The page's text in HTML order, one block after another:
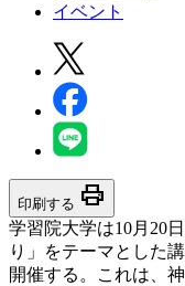
イベント
印刷する print
学習院大学は10月20
り」をテーマとした
開催する。これは、